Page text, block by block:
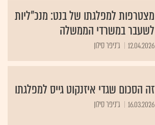
מצטרפות למפלגתו של בנט: מנכ"ליות
לשעבר במשרדי הממשלה
12.04.2026 ג'ניפר סילון
זה הסכום שגדי איזנקוט גייס למפלגתו
16.03.2026 ג'ניפר סילון